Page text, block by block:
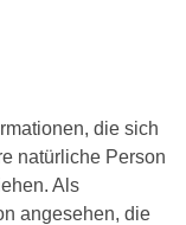
die sich
natürliche Person
Als
angesehen, die